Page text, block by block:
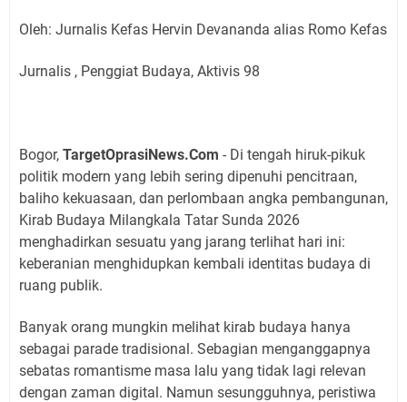
Oleh: Jurnalis Kefas Hervin Devananda alias Romo Kefas
Jurnalis , Penggiat Budaya, Aktivis 98
Bogor, TargetOprasiNews.Com - Di tengah hiruk-pikuk
politik modern yang lebih sering dipenuhi pencitraan,
baliho kekuasaan, dan perlombaan angka pembangunan,
Kirab Budaya Milangkala Tatar Sunda 2026
menghadirkan sesuatu yang jarang terlihat hari ini:
keberanian menghidupkan kembali identitas budaya di
ruang publik.
Banyak orang mungkin melihat kirab budaya hanya
sebagai parade tradisional. Sebagian menganggapnya
sebatas romantisme masa lalu yang tidak lagi relevan
dengan zaman digital. Namun sesungguhnya, peristiwa